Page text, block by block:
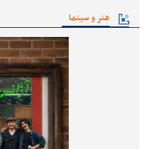
هنر و سینما